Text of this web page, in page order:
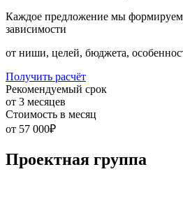
Каждое предложение мы
зависимости
от ниши, целей, бюджета,
Получить расчёт
Рекомендуемый срок
от 3 месяцев
Стоимость в месяц
от 57 000₽
Проектная группа